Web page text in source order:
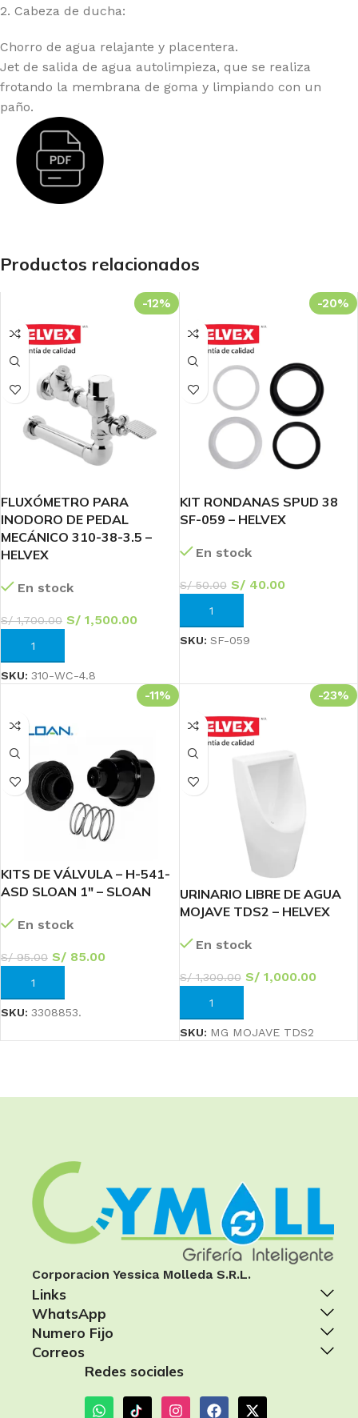
2. Cabeza de ducha:
Chorro de agua relajante y placentera.
Jet de salida de agua autolimpieza, que se realiza
frotando la membrana de goma y limpiando con un
paño.
Productos relacionados
-12%
FLUXÓMETRO PARA
INODORO DE PEDAL
MECÁNICO 310-38-3.5 –
HELVEX
En stock
S/1,700.00 S/ 1,500.00
AÑADIR AL CARRITO
SKU: 310-WC-4.8
-20%
KIT RONDANAS SPUD 38
SF-059 – HELVEX
En stock
S/50.00 S/40.00
AÑADIR AL CARRITO
SKU: SF-059
-11%
KITS DE VÁLVULA – H-541-
ASD SLOAN 1″ – SLOAN
En stock
S/95.00 S/ 85.00
AÑADIR AL CARRITO
SKU: 3308853.
-23%
URINARIO LIBRE DE AGUA
MOJAVE TDS2 – HELVEX
En stock
S/1,300.00 S/1,000.00
AÑADIR AL CARRITO
SKU: MG MOJAVE TDS2
Corporacion Yessica Molleda S.R.L.
Links
WhatsApp
Numero Fijo
Correos
Redes sociales